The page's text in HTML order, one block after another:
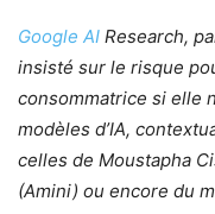
Google AI Research,
insisté sur le risque
consommatrice si elle
modèles d’IA,
celles de Moustapha
(Amini) ou encore du